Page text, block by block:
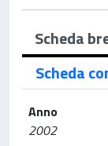
Scheda
Scheda
Anno
2002